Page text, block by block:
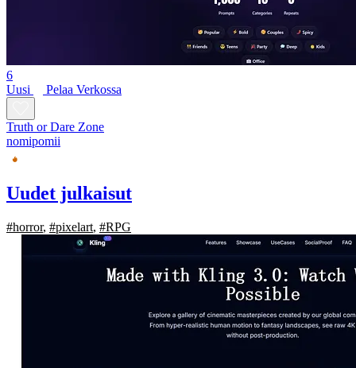
6
Uusi
Pelaa Verkossa
Truth or Dare Zone
nomipomii
Uudet julkaisut
#horror, #pixelart, #RPG